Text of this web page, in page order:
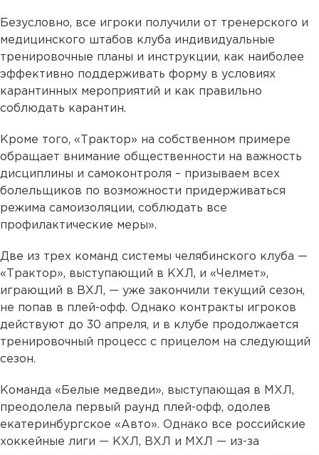
Безусловно, все игроки получили от тренерского и
медицинского штабов клуба индивидуальные
тренировочные планы и инструкции, как наиболее
эффективно поддерживать форму в условиях
карантинных мероприятий и как правильно
соблюдать карантин.
Кроме того, «Трактор» на собственном примере
обращает внимание общественности на важность
дисциплины и самоконтроля – призываем всех
болельщиков по возможности придерживаться
режима самоизоляции, соблюдать все
профилактические меры».
Две из трех команд системы челябинского клуба —
«Трактор», выступающий в КХЛ, и «Челмет»,
играющий в ВХЛ, — уже закончили текущий сезон,
не попав в плей-офф. Однако контракты игроков
действуют до 30 апреля, и в клубе продолжается
тренировочный процесс с прицелом на следующий
сезон.
Команда «Белые медведи», выступающая в МХЛ,
преодолела первый раунд плей-офф, одолев
екатеринбургское «Авто». Однако все российские
хоккейные лиги — КХЛ, ВХЛ и МХЛ — из-за